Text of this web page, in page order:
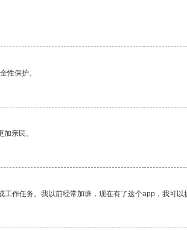
性保护。
亲民。
作任务。我以前经常加班，现在有了这个app，我可以